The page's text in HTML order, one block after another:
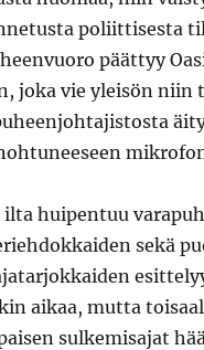
poliittisesta
päättyy
joka vie yleisön
ilta huipentuu
sekä
aikaa, mutta
sulkemisajat